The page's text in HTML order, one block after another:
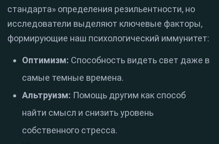
стандарта» определения резильентности, но
исследователи выделяют ключевые факторы,
формирующие наш психологический иммунитет:
Оптимизм: Способность видеть свет даже в
самые темные времена.
Альтруизм: Помощь другим как способ
найти смысл и снизить уровень
собственного стресса.